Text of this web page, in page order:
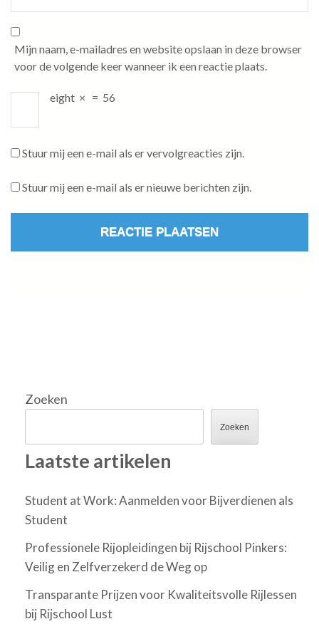
Mijn naam, e-mailadres en website opslaan in deze browser
voor de volgende keer wanneer ik een reactie plaats.
eight × = 56
Stuur mij een e-mail als er vervolgreacties zijn.
Stuur mij een e-mail als er nieuwe berichten zijn.
Zoeken
Zoeken
Laatste artikelen
Student at Work: Aanmelden voor Bijverdienen als
Student
Professionele Rijopleidingen bij Rijschool Pinkers:
Veilig en Zelfverzekerd de Weg op
Transparante Prijzen voor Kwaliteitsvolle Rijlessen
bij Rijschool Lust